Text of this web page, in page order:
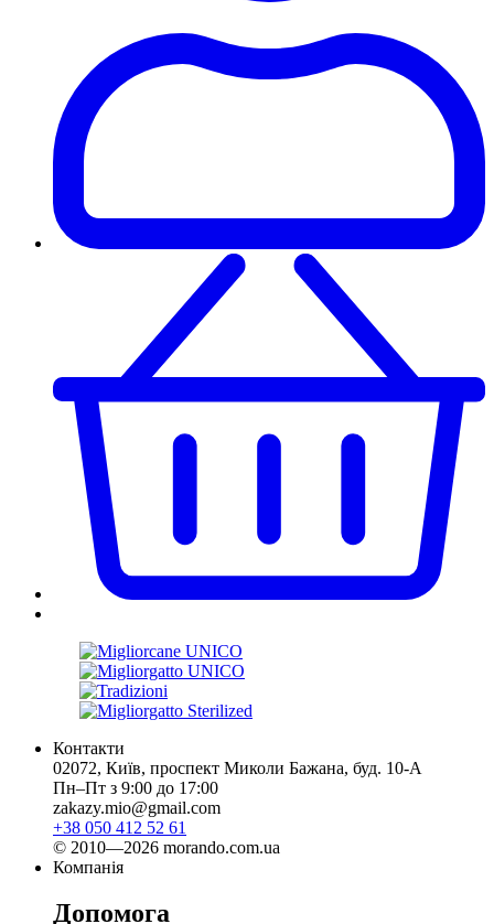
Контакти
02072, Київ, проспект Миколи Бажана, буд. 10-А
Пн–Пт з 9:00 до 17:00
zakazy.mio@gmail.com
+38 050 412 52 61
© 2010—2026 morando.com.ua
Компанія
Допомога